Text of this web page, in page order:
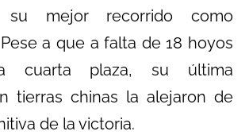
su mejor recorrido como
a que a falta de 18 hoyos
cuarta plaza, su última
tierras chinas la alejaron de
de la victoria.